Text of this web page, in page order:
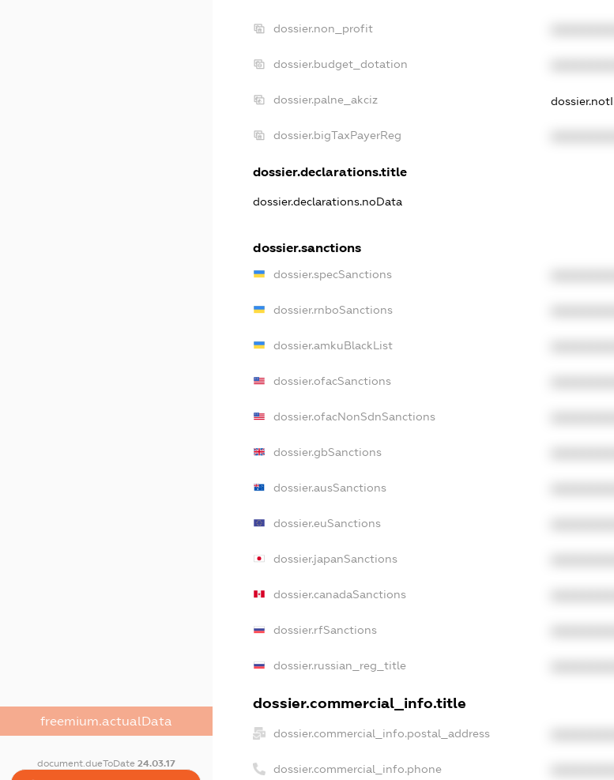
freemium.actualData
document.dueToDate 24.03.17
dossier.non_profit
dossier.budget_dotation
dossier.palne_akciz
dossier.bigTaxPayerReg
dossier.declarations.title
dossier.declarations.noData
dossier.sanctions
dossier.specSanctions
dossier.rnboSanctions
dossier.amkuBlackList
dossier.ofacSanctions
dossier.ofacNonSdnSanctions
dossier.gbSanctions
dossier.ausSanctions
dossier.euSanctions
dossier.japanSanctions
dossier.canadaSanctions
dossier.rfSanctions
dossier.russian_reg_title
dossier.commercial_info.title
dossier.commercial_info.postal_address
dossier.commercial_info.phone